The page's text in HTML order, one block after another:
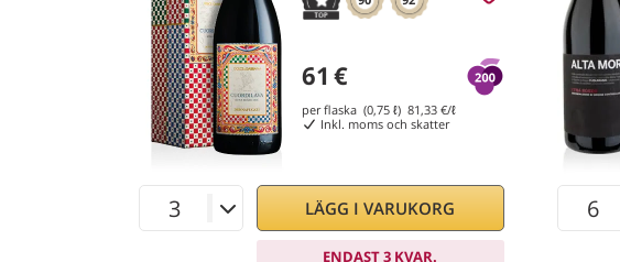
61 €
per flaska (0,75 ℓ)81,33 €/ℓ
Inkl. moms och skatter
LÄGG I VARUKORG
ENDAST 3 KVAR.